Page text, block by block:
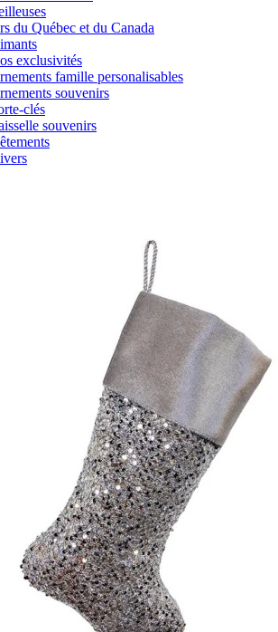
du Québec et du Canada
exclusivités
famille personalisables
souvenirs
clés
souvenirs